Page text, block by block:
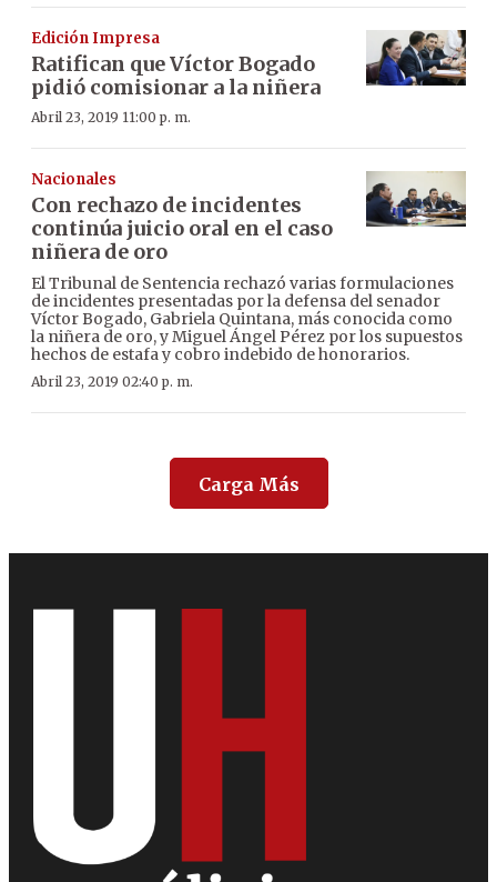
Edición Impresa
Ratifican que Víctor Bogado
pidió comisionar a la niñera
Abril 23, 2019 11:00 p. m.
Nacionales
Con rechazo de incidentes
continúa juicio oral en el caso
niñera de oro
El Tribunal de Sentencia rechazó varias formulaciones
de incidentes presentadas por la defensa del senador
Víctor Bogado, Gabriela Quintana, más conocida como
la niñera de oro, y Miguel Ángel Pérez por los supuestos
hechos de estafa y cobro indebido de honorarios.
Abril 23, 2019 02:40 p. m.
Carga Más